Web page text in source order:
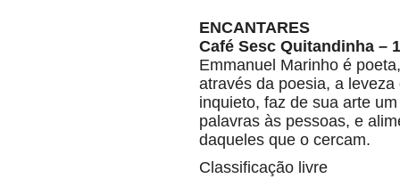
ENCANTARES
Café Sesc Quitandinha –
Emmanuel Marinho é
através da poesia, a
inquieto, faz de sua arte
palavras às pessoas, e
daqueles que o cercam.
Classificação livre